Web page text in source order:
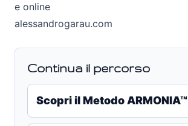
e online
alessandrogarau.com
Continua il percorso
Scopri il Metodo ARMONIA™